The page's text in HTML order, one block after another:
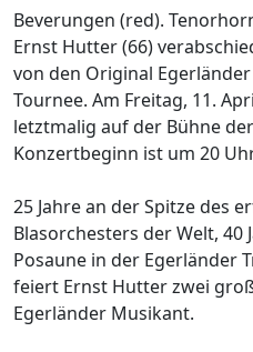
Beverungen (red).
Ernst Hutter (66)
von den Original
Tournee. Am Freitag, 11.
letztmalig auf der Bühne
Konzertbeginn ist um 20
25 Jahre an der Spitze des
Blasorchesters der Welt, 40
Posaune in der Egerländer
feiert Ernst Hutter zwei
Egerländer Musikant.